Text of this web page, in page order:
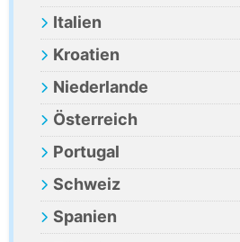
Italien
Kroatien
Niederlande
Österreich
Portugal
Schweiz
Spanien